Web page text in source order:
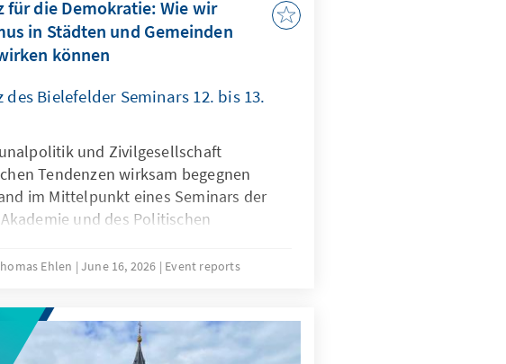
für die Demokratie: Wie wir
in Städten und Gemeinden
können
des Bielefelder Seminars 12. bis 13.
und Zivilgesellschaft
Tendenzen wirksam begegnen
im Mittelpunkt eines Seminars der
und des Politischen
Stiftung in Dieblich. Ehrenamtliche
mit Erscheinungsformen, Strategien
auseinander.
Ehlen June 16, 2026 Event reports